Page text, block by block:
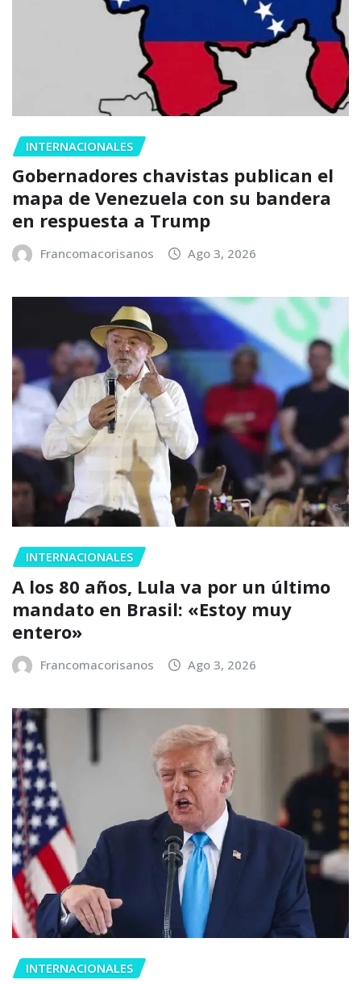
INTERNACIONALES
Gobernadores chavistas publican el
mapa de Venezuela con su bandera
en respuesta a Trump
Francomacorisanos Ago 3, 2026
INTERNACIONALES
A los 80 años, Lula va por un último
mandato en Brasil: «Estoy muy
entero»
Francomacorisanos Ago 3, 2026
INTERNACIONALES